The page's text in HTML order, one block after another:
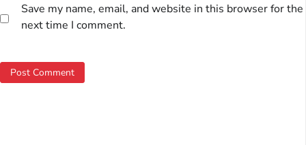
Save my name, email, and website in this browser for the
next time I comment.